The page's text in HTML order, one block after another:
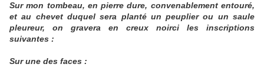
Sur mon tombeau, en pierre dure, convenablement entouré,
et au chevet duquel sera planté un peuplier ou un saule
pleureur, on gravera en creux noirci les inscriptions
suivantes :
Sur une des faces :